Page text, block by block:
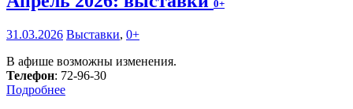
0+
31.03.2026 Выставки, 0+
В афише возможны изменения.
Телефон: 72-96-30
Подробнее